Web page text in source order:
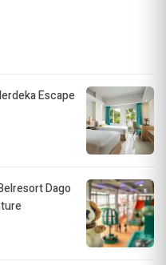
Escape
Dago